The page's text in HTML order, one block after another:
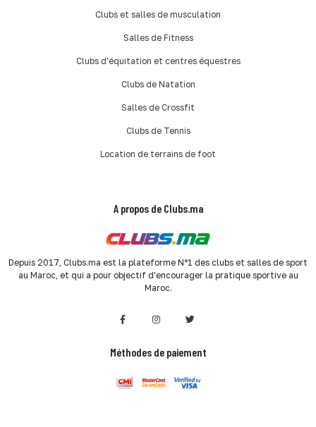
Clubs et salles de musculation
Salles de Fitness
Clubs d'équitation et centres équestres
Clubs de Natation
Salles de Crossfit
Clubs de Tennis
Location de terrains de foot
A propos de Clubs.ma
Depuis 2017, Clubs.ma est la plateforme N°1 des clubs et salles de sport
au Maroc, et qui a pour objectif d'encourager la pratique sportive au
Maroc.
Méthodes de paiement